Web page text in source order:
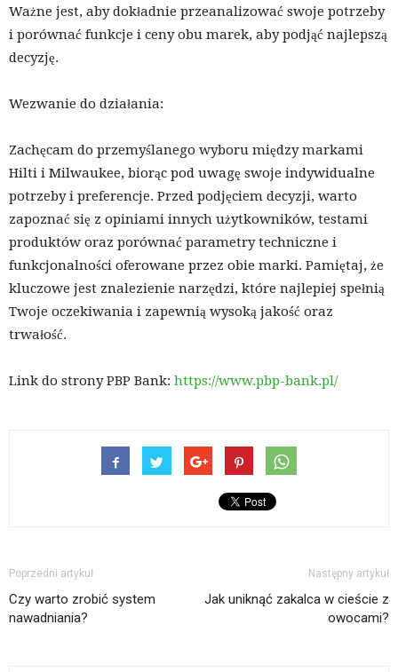
Ważne jest, aby dokładnie przeanalizować swoje potrzeby
i porównać funkcje i ceny obu marek, aby podjąć najlepszą
decyzję.
Wezwanie do działania:
Zachęcam do przemyślanego wyboru między markami
Hilti i Milwaukee, biorąc pod uwagę swoje indywidualne
potrzeby i preferencje. Przed podjęciem decyzji, warto
zapoznać się z opiniami innych użytkowników, testami
produktów oraz porównać parametry techniczne i
funkcjonalności oferowane przez obie marki. Pamiętaj, że
kluczowe jest znalezienie narzędzi, które najlepiej spełnią
Twoje oczekiwania i zapewnią wysoką jakość oraz
trwałość.
Link do strony PBP Bank: https://www.pbp-bank.pl/
Poprzedni artykuł
Czy warto zrobić system
nawadniania?
Następny artykuł
Jak uniknąć zakalca w cieście z
owocami?